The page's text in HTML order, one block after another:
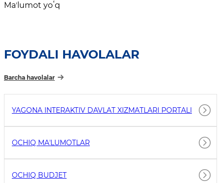
Maʼlumot yoʻq
FOYDALI HAVOLALAR
Barcha havolalar
YAGONA INTERAKTIV DAVLAT XIZMATLARI PORTALI
OCHIQ MAʼLUMOTLAR
OCHIQ BUDJET